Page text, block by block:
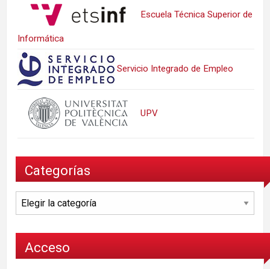
Escuela Técnica Superior de
Informática
Servicio Integrado de Empleo
UPV
Categorías
Categorías
Acceso